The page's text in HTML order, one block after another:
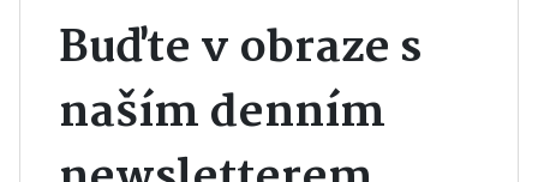
Buďte v obraze s
naším denním